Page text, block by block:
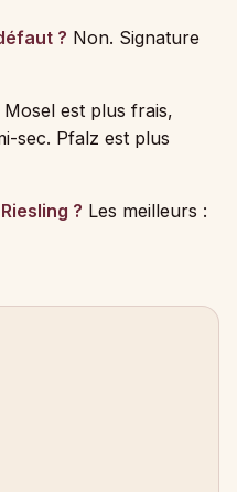
? Non. Signature
Mosel est plus frais,
sec. Pfalz est plus
? Les meilleurs :